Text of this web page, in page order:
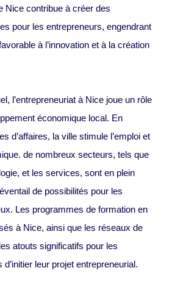
Nice contribue à créer des
pour les entrepreneurs, engendrant
à l’innovation et à la création
l’entrepreneuriat à Nice joue un rôle
économique local. En
d’affaires, la ville stimule l’emploi et
de nombreux secteurs, tels que
et les services, sont en plein
de possibilités pour les
Les programmes de formation en
à Nice, ainsi que les réseaux de
atouts significatifs pour les
leur projet entrepreneurial.